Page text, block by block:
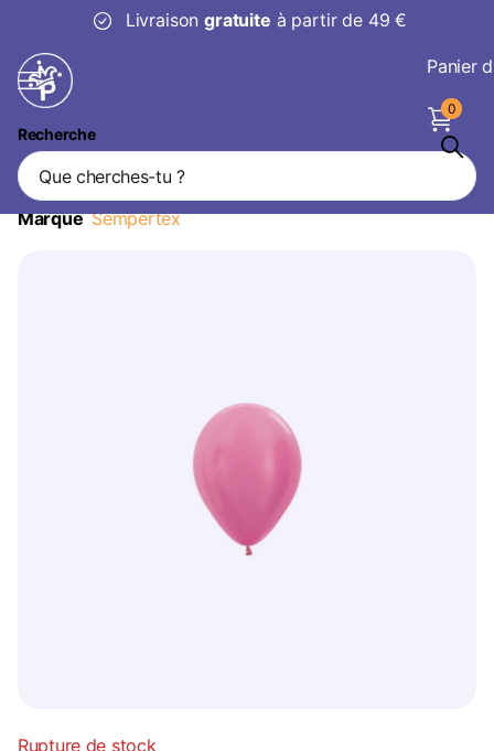
Livraisongratuite à partir de 49 €
Recherche
Panier
0
Ballons de baudruche Pearl Fuchsia
12cm 50pcs
Marque Sempertex
Rupture de stock